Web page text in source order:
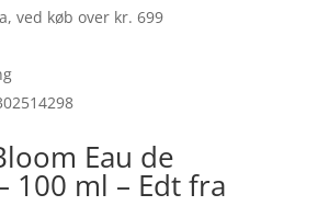
ved køb over kr. 699
Eau de
100 ml – Edt fra